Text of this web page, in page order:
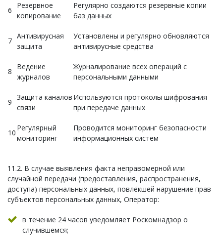
6
Резервное
копирование
Регулярно создаются резервные копии
баз данных
7
Антивирусная
защита
Установлены и регулярно обновляются
антивирусные средства
8
Ведение
журналов
Журналирование всех операций с
персональными данными
9
Защита каналов
связи
Используются протоколы шифрования
при передаче данных
10
Регулярный
мониторинг
Проводится мониторинг безопасности
информационных систем
11.2. В случае выявления факта неправомерной или
случайной передачи (предоставления, распространения,
доступа) персональных данных, повлёкшей нарушение прав
субъектов персональных данных, Оператор:
в течение 24 часов уведомляет Роскомнадзор о
случившемся;